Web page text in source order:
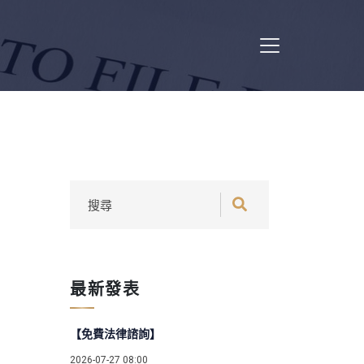
最新發表
【免費法律諮詢】
2026-07-27 08:00